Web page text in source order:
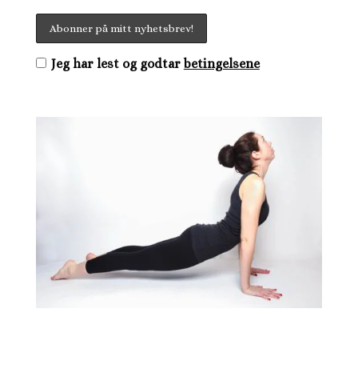
Jeg har lest og godtar betingelsene